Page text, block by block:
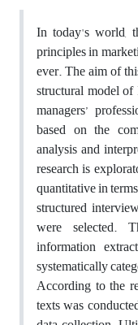
In today's world,
principles in
ever. The aim of
structural model
managers’
based on the
analysisand
research is
quantitative in
structured
were selected.
information
systematically
According to the
texts was